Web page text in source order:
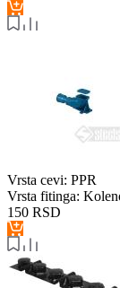
Vrsta cevi: PPR
Vrsta fitinga:
150 RSD